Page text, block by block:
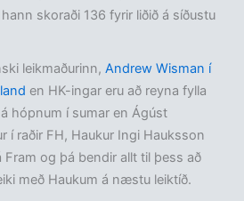
skoraði 136 fyrir liðið á síðustu
leikmaðurinn, Andrew Wisman í
en HK-ingar eru að reyna fylla
hópnum í sumar en Ágúst
í raðir FH, Haukur Ingi Hauksson
Fram og þá bendir allt til þess að
með Haukum á næstu leiktíð.